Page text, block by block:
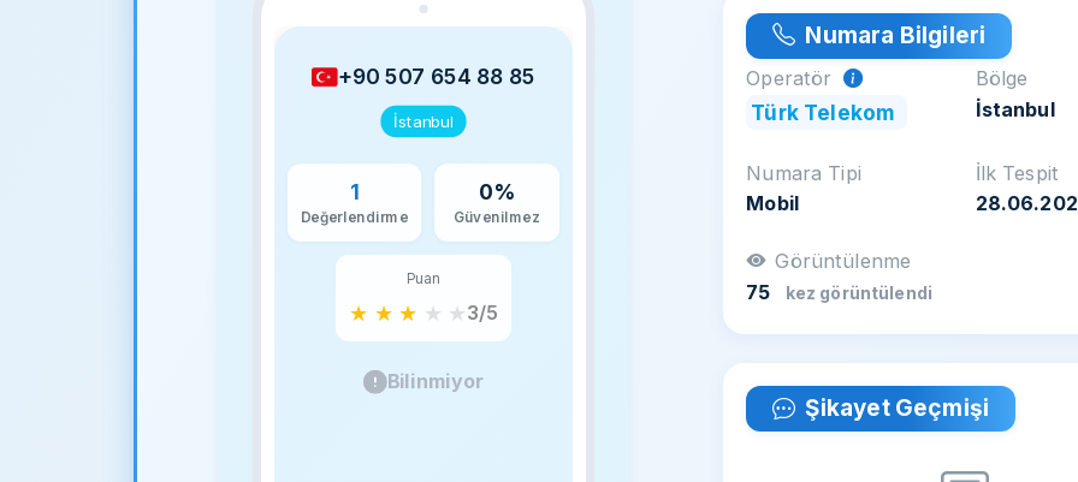
+90 507 654 88 85
İstanbul
1
Değerlendirme
0%
Güvenilmez
Puan
★ ★ ★ ★ ★3/5
Bilinmiyor
Numara Bilgileri
Operatör
Türk Telekom
Bölge
İstanbul
Numara Tipi
Mobil
İlk Tespit
Görüntülenme
75
kez görüntülendi
Şikayet Geçmişi